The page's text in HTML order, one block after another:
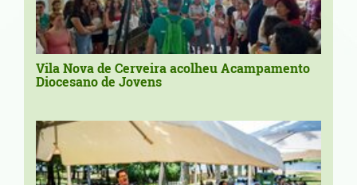
Vila Nova de Cerveira acolheu Acampamento
Diocesano de Jovens